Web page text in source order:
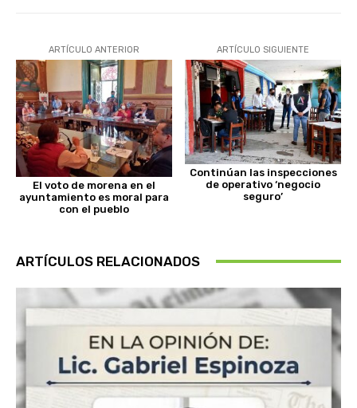
ARTÍCULO ANTERIOR
El voto de morena en el
ayuntamiento es moral para
con el pueblo
ARTÍCULO SIGUIENTE
Continúan las inspecciones
de operativo ‘negocio
seguro’
ARTÍCULOS RELACIONADOS